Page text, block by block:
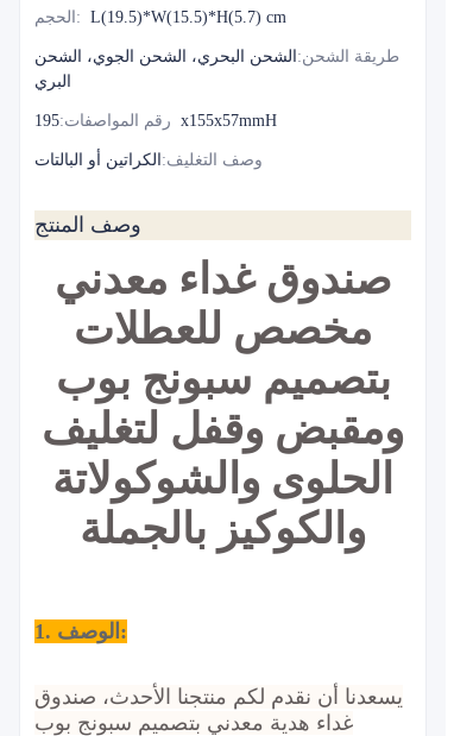
الحجم : L(19.5)*W(15.5)*H(5.7) cm
طريقة الشحن: الشحن البحري، الشحن الجوي، الشحن
البري
رقم المواصفات: 195x155x57mmH
وصف التغليف: الكراتين أو البالتات
وصف المنتج
صندوق غداء معدني
مخصص للعطلات
بتصميم سبونج بوب
ومقبض وقفل لتغليف
الحلوى والشوكولاتة
والكوكيز بالجملة
1. الوصف:
يسعدنا أن نقدم لكم منتجنا الأحدث، صندوق
غداء هدية معدني بتصميم سبونج بوب